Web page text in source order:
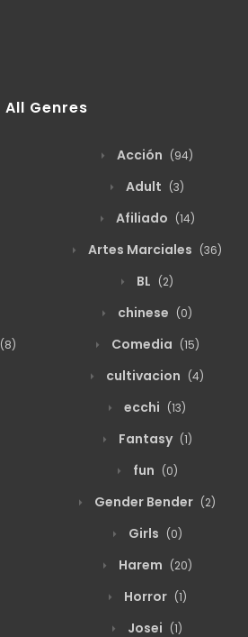
All Genres
Acción (94)
Adult (3)
Afiliado (14)
Artes Marciales (36)
BL (2)
chinese (0)
(8) Comedia (15)
cultivacion (4)
ecchi (13)
Fantasy (1)
fun (0)
Gender Bender (2)
Girls (0)
Harem (20)
Horror (1)
Josei (1)